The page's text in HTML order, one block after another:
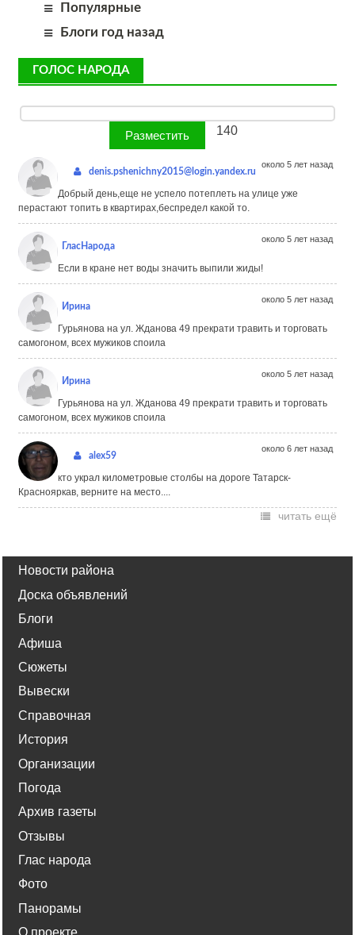
Популярные
Блоги год назад
ГОЛОС НАРОДА
140
denis.pshenichny2015@login.yandex.ru
около 5 лет назад
Добрый день,еще не успело потеплеть на улице уже
перастают топить в квартирах,беспредел какой то.
ГласНарода
около 5 лет назад
Если в кране нет воды значить выпили жиды!
Ирина
около 5 лет назад
Гурьянова на ул. Жданова 49 прекрати травить и торговать
самогоном, всех мужиков споила
Ирина
около 5 лет назад
Гурьянова на ул. Жданова 49 прекрати травить и торговать
самогоном, всех мужиков споила
alex59
около 6 лет назад
кто украл километровые столбы на дороге Татарск-
Краснояркав, верните на место....
читать ещё
Новости района
Доска объявлений
Блоги
Афиша
Сюжеты
Вывески
Справочная
История
Организации
Погода
Архив газеты
Отзывы
Глас народа
Фото
Панорамы